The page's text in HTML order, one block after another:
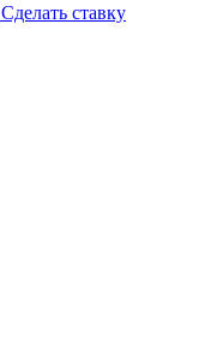
Сделать ставку